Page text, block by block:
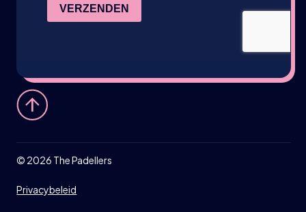
© 2026 The Padellers
Privacybeleid